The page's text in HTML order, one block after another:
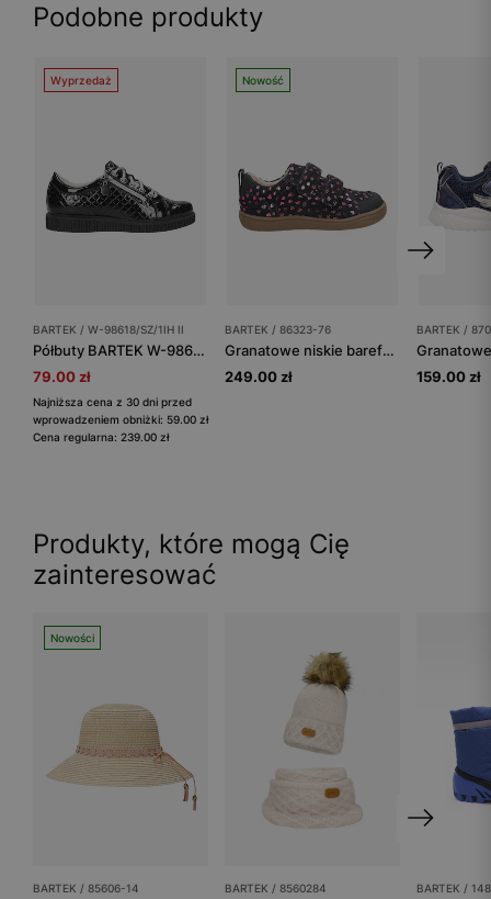
Podobne produkty
Wyprzedaż
BARTEK / W-98618/SZ/1IH II
Półbuty BARTEK W-98618/SZ/1IH II, dla dziewcząt, granatowy
79.00 zł
Najniższa cena z 30 dni przed
wprowadzeniem obniżki: 59.00 zł
Cena regularna: 239.00 zł
Nowość
BARTEK / 86323-76
Granatowe niskie barefooty dziewczęce z aplikacją w serduszka BARTEK 86323-76
249.00 zł
BARTEK /
159.00 zł
Produkty, które mogą Cię
zainteresować
Nowości
BARTEK / 85606-14 BARTEK / 8560284 BARTEK /